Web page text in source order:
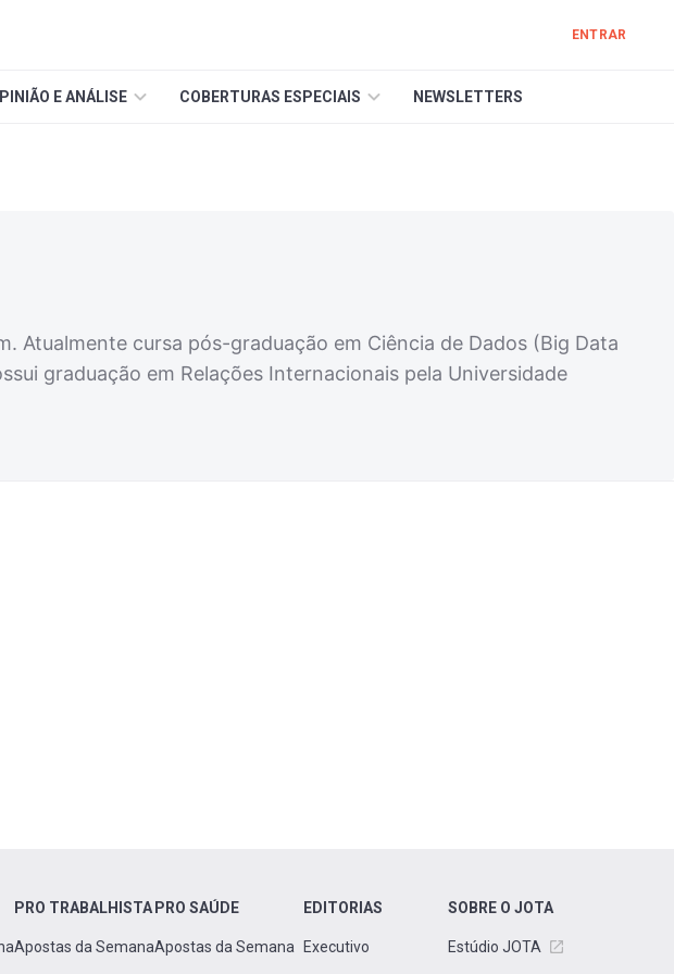
ENTRAR
E ANÁLISE COBERTURAS ESPECIAIS NEWSLETTERS
Atualmente cursa pós-graduação em Ciência de Dados (Big Data
graduação em Relações Internacionais pela Universidade
PRO TRABALHISTA
Apostas da Semana
PRO SAÚDE
Apostas da Semana
EDITORIAS
Executivo
SOBRE O JOTA
Estúdio JOTA